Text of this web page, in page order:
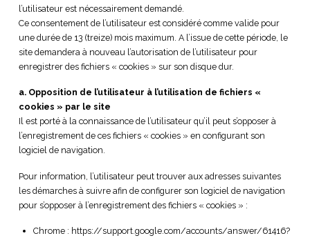
l’utilisateur est nécessairement demandé.
Ce consentement de l’utilisateur est considéré comme valide pour
une durée de 13 (treize) mois maximum. A l’issue de cette période, le
site demandera à nouveau l’autorisation de l’utilisateur pour
enregistrer des fichiers « cookies » sur son disque dur.
a. Opposition de l’utilisateur à l’utilisation de fichiers «
cookies » par le site
Il est porté à la connaissance de l’utilisateur qu’il peut s’opposer à
l’enregistrement de ces fichiers « cookies » en configurant son
logiciel de navigation.
Pour information, l’utilisateur peut trouver aux adresses suivantes
les démarches à suivre afin de configurer son logiciel de navigation
pour s’opposer à l’enregistrement des fichiers « cookies » :
Chrome : https://support.google.com/accounts/answer/61416?